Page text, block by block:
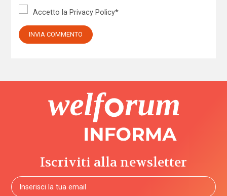
Accetto la Privacy Policy*
Iscriviti alla newsletter